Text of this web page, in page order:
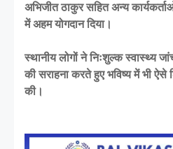
अभिजीत ठाकुर सहित अन्य
में अहम योगदान दिया।
स्थानीय लोगों ने निःशुल्क स्वास्थ्य
की सराहना करते हुए भविष्य में भी ऐसे
की।